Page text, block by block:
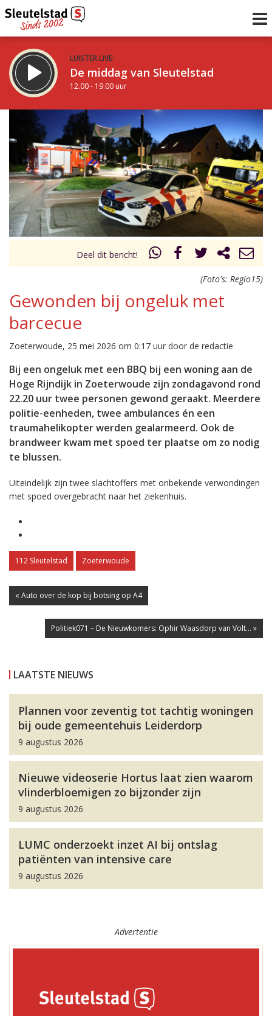
LUISTER LIVE:
De middag van Sleutelstad
12.00 - 19.00 uur
STRAKS:
De avond van Sleutelstad
19.00 - 22.00 uur
Vorig uur
uur 1 van 0 Volgend uur
Inklappen
Deel dit bericht!
(Foto's: Regio15)
Gewonden bij ongeluk met
barcecue
Zoeterwoude, 25 mei 2026 om 0:17 uur door de redactie
Bij een ongeluk met een BBQ bij een woning aan de
Hoge Rijndijk in Zoeterwoude zijn zondagavond rond
22.20 uur twee personen gewond geraakt. Meerdere
politie-eenheden, twee ambulances én een
traumahelikopter werden gealarmeerd. Ook de
brandweer kwam met spoed ter plaatse om zo nodig
te blussen.
Uiteindelijk zijn twee slachtoffers met onbekende verwondingen
met spoed overgebracht naar het ziekenhuis.
112 Sleutelstad Zoeterwoude
« Auto over de kop bij botsing op A4
Politiek071 – De Nieuwkomers: Ophir Waasdorp van Volt... »
LAATSTE NIEUWS
Plannen voor zeventig tot tachtig woningen
bij oude gemeentehuis Leiderdorp
9 augustus 2026
Nieuwe videoserie Hortus laat zien waarom
vlinderbloemigen zo bijzonder zijn
9 augustus 2026
LUMC onderzoekt inzet AI bij ontslag
patiënten van intensive care
9 augustus 2026
Advertentie